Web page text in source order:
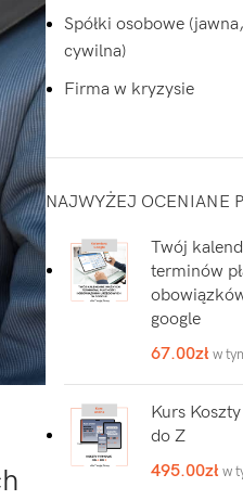
Spółki osobowe
cywilna)
Firma w kryzysie
NAJWYŻEJ OCENIANE
Twój
terminów
google
67.00zł w
Kurs
do Z
495.00zł w